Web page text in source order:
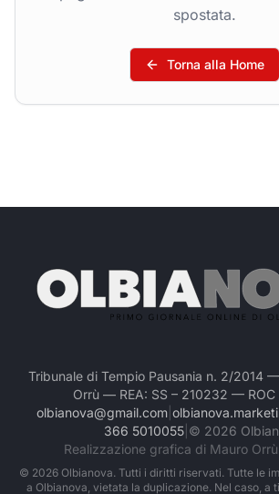
spostata.
Torna alla Home
Tribunale di Tempio Pausania n. 2/2014
Orrù — REA: SS – 210232 — ROC
olbianova@gmail.com
366 5010055| © 2026
Realizzazione grafica di Mauro
© 2026Olbianova. Tutti i diritti riservati. Tutte le
a Olbianova, vietata la duplicazione. Nel caso, a